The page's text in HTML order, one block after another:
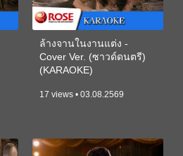
ล้างจานในงานแต่ง -
Cover Ver. (ซาวด์ดนตรี)
(KARAOKE)
17 views • 03.08.2569